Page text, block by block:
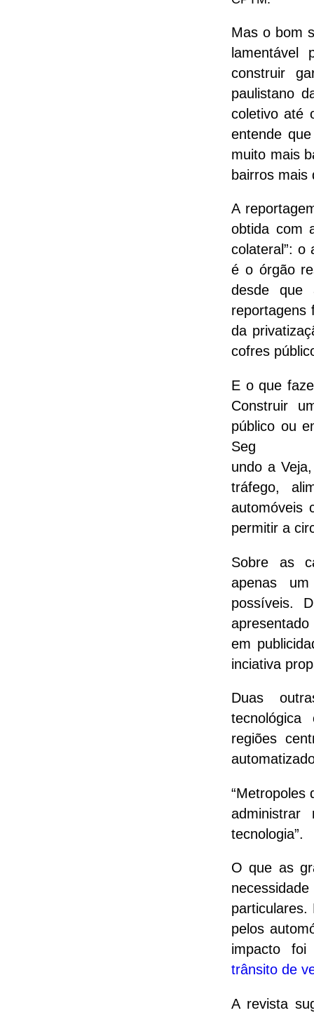
Mas o bom
lamentável
construir
paulistano
coletivo até
entende
muito mais
bairros mais
A
obtida com
colateral”: o
é o órgão
desde que
reportagens
da
cofres
E o que
Construir
público ou
Seg
undo a
tráfego,
automóveis
permitir a
Sobre as
apenas
possíveis.
em
inciativa
Duas
regiões
“Metropoles
administrar
tecnologia”.
O que as
particulares.
pelos
impacto
trânsito de
A revista